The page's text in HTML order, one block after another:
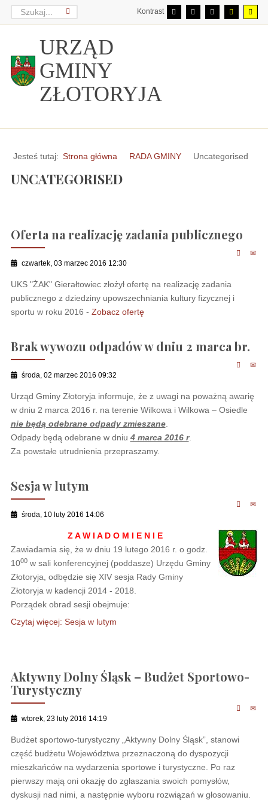
Kontrast
URZĄD
GMINY
ZŁOTORYJA
Jesteś tutaj: Strona główna RADA GMINY Uncategorised
UNCATEGORISED
Oferta na realizację zadania publicznego
czwartek, 03 marzec 2016 12:30
UKS "ŻAK" Gierałtowiec złożył ofertę na realizację zadania
publicznego z dziedziny upowszechniania kultury fizycznej i
sportu w roku 2016 - Zobacz ofertę
Brak wywozu odpadów w dniu 2 marca br.
środa, 02 marzec 2016 09:32
Urząd Gminy Złotoryja informuje, że z uwagi na poważną awarię
w dniu 2 marca 2016 r. na terenie Wilkowa i Wilkowa – Osiedle
nie będą odebrane odpady zmieszane.
Odpady będą odebrane w dniu 4 marca 2016 r.
Za powstałe utrudnienia przepraszamy.
Sesja w lutym
środa, 10 luty 2016 14:06
Z A W I A D O M I E N I E
Zawiadamia się, że w dniu 19 lutego 2016 r. o godz.
1000w sali konferencyjnej (poddasze) Urzędu Gminy
Złotoryja, odbędzie się XIV sesja Rady Gminy
Złotoryja w kadencji 2014 - 2018.
Porządek obrad sesji obejmuje:
Czytaj więcej: Sesja w lutym
Aktywny Dolny Śląsk – Budżet Sportowo-
Turystyczny
wtorek, 23 luty 2016 14:19
Budżet sportowo-turystyczny „Aktywny Dolny Śląsk”, stanowi
część budżetu Województwa przeznaczoną do dyspozycji
mieszkańców na wydarzenia sportowe i turystyczne. Po raz
pierwszy mają oni okazję do zgłaszania swoich pomysłów,
dyskusji nad nimi, a następnie wyboru rozwiązań w głosowaniu.